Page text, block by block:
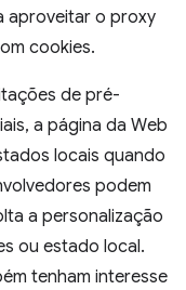
aproveitar o proxy
cookies.
de pré-
a página da Web
locais quando
podem
a personalização
ou estado local.
tenham interesse